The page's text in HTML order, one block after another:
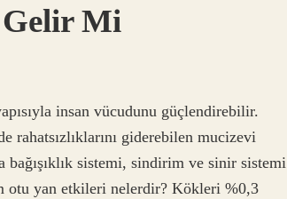
Gelir Mi
insan vücudunu güçlendirebilir.
rahatsızlıklarını giderebilen mucizevi
bağışıklık sistemi, sindirim ve sinir sistemi
otu yan etkileri nelerdir? Kökleri %0,3